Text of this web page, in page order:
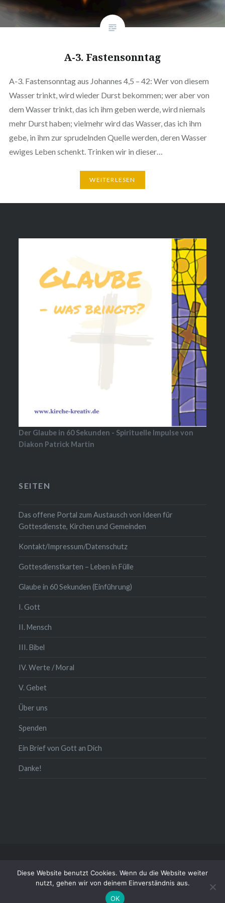
A-3. Fastensonntag
A-3. Fastensonntag aus Johannes 4,5 – 42: Wer von diesem
Wasser trinkt, wird wieder Durst bekommen; wer aber von
dem Wasser trinkt, das ich ihm geben werde, wird niemals
mehr Durst haben; vielmehr wird das Wasser, das ich ihm
gebe, in ihm zur sprudelnden Quelle werden, deren Wasser
ewiges Leben schenkt. Trinken wir in dieser…
WEITERLESEN
Der Glaube in 60 Sekunden - Spirituelle Impulse von
Diakon Patrick Martin
SEITEN
Das offene Portal zum Austausch von Ideen für
Gottesdienste, Kirchen und Gemeinden
Kontakt/Impressum/Datenschutz
Gottesdienstkarten – Leben in Fülle
Glaube in 60 Sekunden (Einführung)
I. Gott
II. Mensch
III. Bibel
IV. Werte / Moral
V. Gebet
Über uns
Spenden
Ein Brief von Gott an Dich
Danke!
Stolz präsentiert von WordPress|Theme: Dyad von
WordPress.com
Diese Website benutzt Cookies. Wenn du die Website weiter
nutzt, gehen wir von deinem Einverständnis aus.
OK